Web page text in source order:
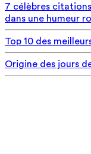
7 célèbres
dans une humeur
Top 10 des
Origine des jours